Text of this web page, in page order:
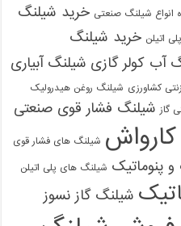
انواع شیلنگ صنعتی خرید شیلنگ
اتیلن خرید شیلنگ
آب کولر گازی شیلنگ آبیاری
کشاورزی شیلنگ روغن هیدرولیک
گاز شیلنگ فشار قوی صنعتی
شیلنگ های فشار قوی
پنوماتیک شیلنگ های پلی اتیلن
شیلنگ گاز نسوز